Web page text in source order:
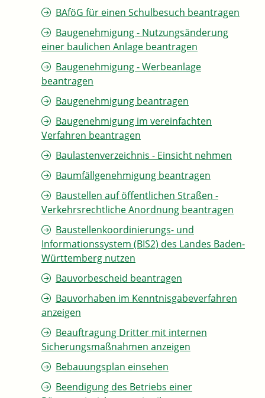
BAföG für einen Schulbesuch beantragen
Baugenehmigung - Nutzungsänderung
einer baulichen Anlage beantragen
Baugenehmigung - Werbeanlage
beantragen
Baugenehmigung beantragen
Baugenehmigung im vereinfachten
Verfahren beantragen
Baulastenverzeichnis - Einsicht nehmen
Baumfällgenehmigung beantragen
Baustellen auf öffentlichen Straßen -
Verkehrsrechtliche Anordnung beantragen
Baustellenkoordinierungs- und
Informationssystem (BIS2) des Landes Baden-
Württemberg nutzen
Bauvorbescheid beantragen
Bauvorhaben im Kenntnisgabeverfahren
anzeigen
Beauftragung Dritter mit internen
Sicherungsmaßnahmen anzeigen
Bebauungsplan einsehen
Beendigung des Betriebs einer